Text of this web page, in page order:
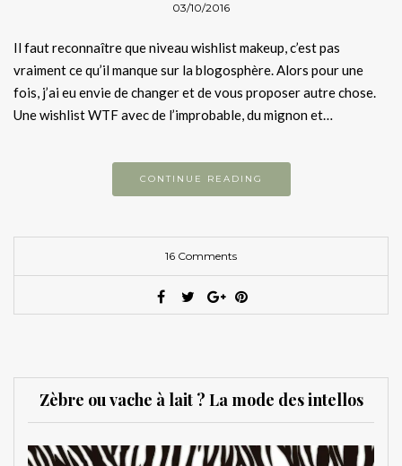
03/10/2016
Il faut reconnaître que niveau wishlist makeup, c’est pas
vraiment ce qu’il manque sur la blogosphère. Alors pour une
fois, j’ai eu envie de changer et de vous proposer autre chose.
Une wishlist WTF avec de l’improbable, du mignon et…
CONTINUE READING
16 Comments
Zèbre ou vache à lait ? La mode des intellos